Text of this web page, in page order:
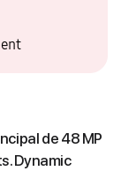
de 48 MP
Dynamic